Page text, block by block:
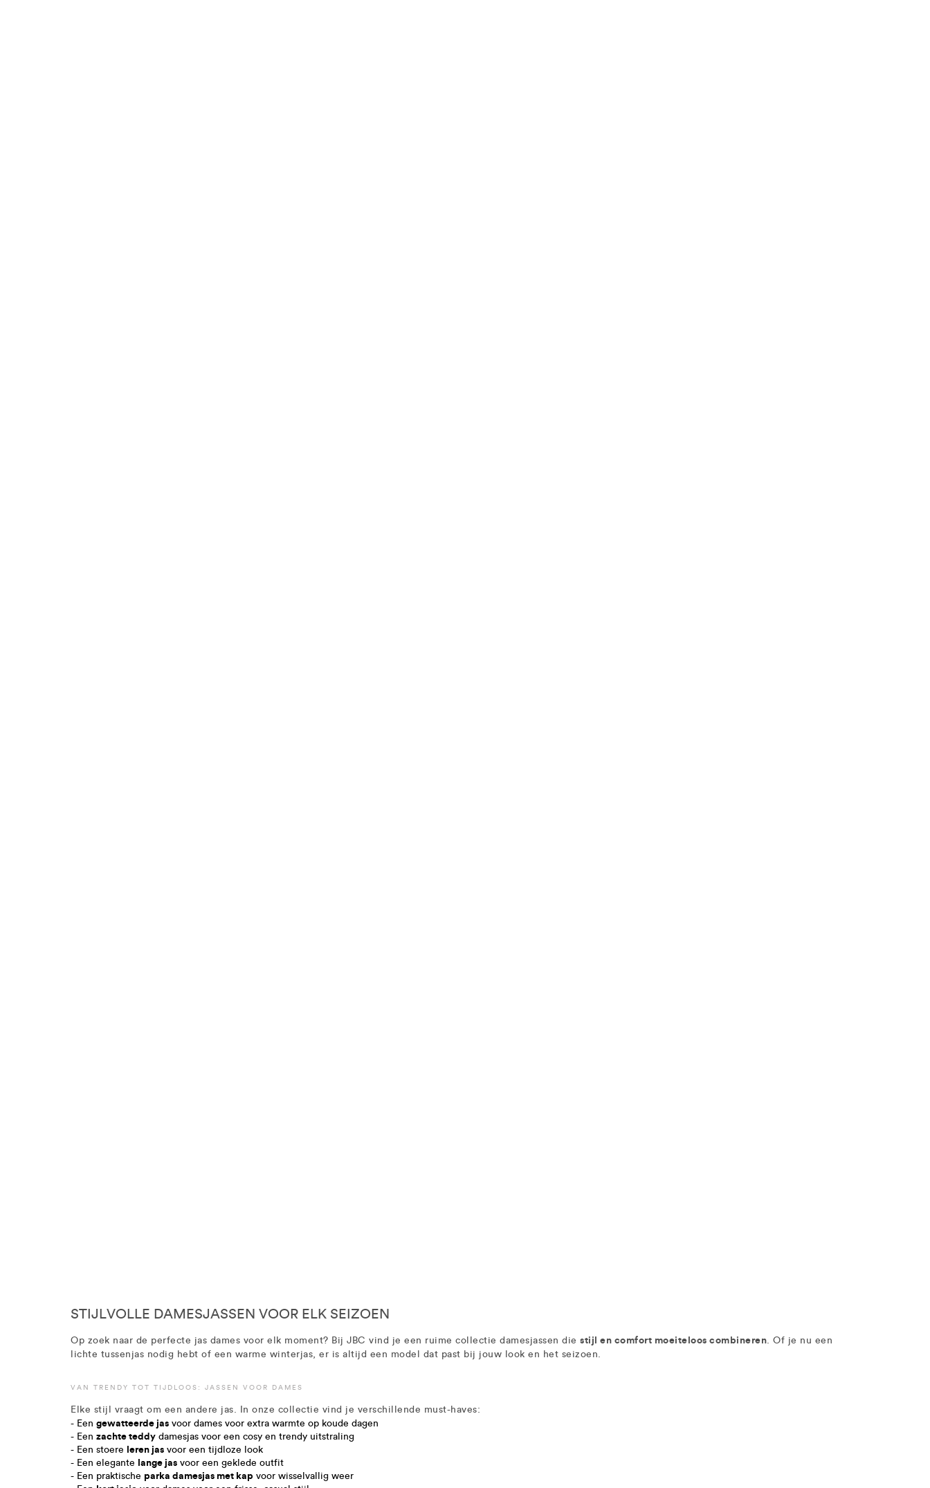
STIJLVOLLE DAMESJASSEN VOOR ELK SEIZOEN
Op zoek naar de perfecte jas dames voor elk moment? Bij JBC vind je een ruime collectie damesjassen die stijl en comfort moeiteloos combineren. Of je nu een
lichte tussenjas nodig hebt of een warme winterjas, er is altijd een model dat past bij jouw look en het seizoen.
VAN TRENDY TOT TIJDLOOS: JASSEN VOOR DAMES
Elke stijl vraagt om een andere jas. In onze collectie vind je verschillende must-haves:
- Een gewatteerde jas voor dames voor extra warmte op koude dagen
- Een zachte teddy damesjas voor een cosy en trendy uitstraling
- Een stoere leren jas voor een tijdloze look
- Een elegante lange jas voor een geklede outfit
- Een praktische parka damesjas met kap voor wisselvallig weer